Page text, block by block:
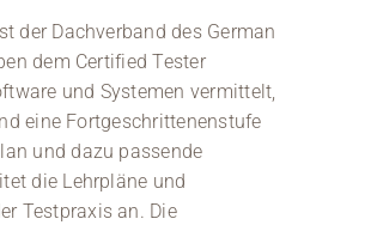
der Dachverband des German
dem Certified Tester
und Systemen vermittelt,
eine Fortgeschrittenenstufe
und dazu passende
die Lehrpläne und
Testpraxis an. Die